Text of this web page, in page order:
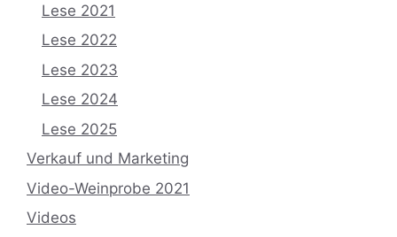
Lese 2021
Lese 2022
Lese 2023
Lese 2024
Lese 2025
Verkauf und Marketing
Video-Weinprobe 2021
Videos